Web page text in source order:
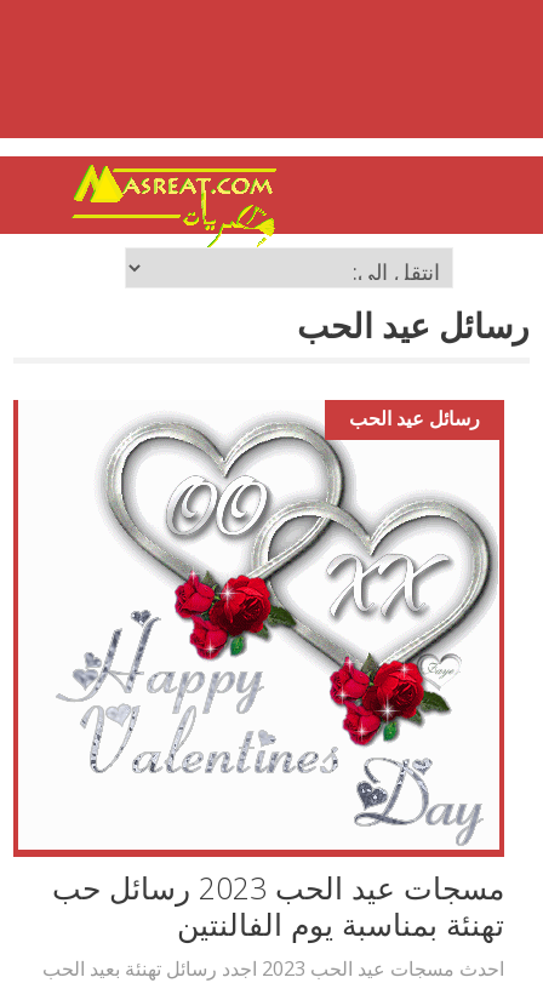
رسائل عيد الحب
رسائل عيد الحب
مسجات عيد الحب 2023 رسائل حب
تهنئة بمناسبة يوم الفالنتين
احدث مسجات عيد الحب 2023 اجدد رسائل تهنئة بعيد الحب